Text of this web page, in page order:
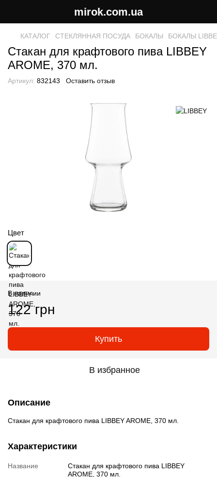
mirok.com.ua
КАТАЛОГ СТЕКЛЯННАЯ ПОСУДА БОКАЛЫ БОКАЛЫ
Стакан для крафтового пива LIBBEY
AROME, 370 мл.
Артикул: 832143 Оставить отзыв
Цвет
В наличии
122 грн
Купить
В избранное
Описание
Стакан для крафтового пива LIBBEY AROME, 370 мл.
Характеристики
Название
Стакан для крафтового пива LIBBEY
AROME, 370 мл.